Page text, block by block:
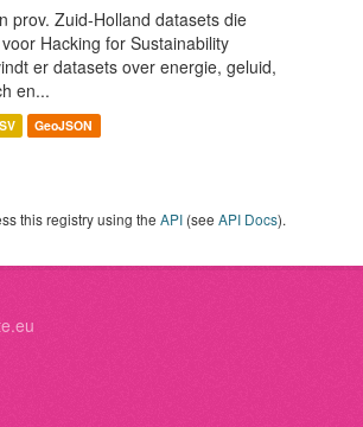
prov. Zuid-Holland datasets die
Hacking for Sustainability
er datasets over energie, geluid,
en...
GeoJSON
this registry using the API (see API Docs).